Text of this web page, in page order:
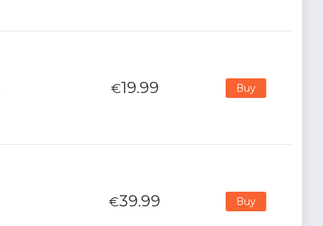
€19.99 Buy
€39.99 Buy